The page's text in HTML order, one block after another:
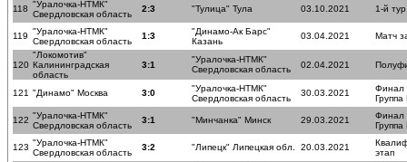
118 "Уралочка-НТМК"
Свердловская область
2:3 "Тулица" Тула 03.10.2021 1-й тур
119 "Уралочка-НТМК"
Свердловская область
1:3
"Динамо-Ак Барс"
Казань
03.04.2021 Матч
120
"Локомотив"
Калининградская
область
3:1
"Уралочка-НТМК"
Свердловская область
02.04.2021
121 "Динамо" Москва 3:0
"Уралочка-НТМК"
Свердловская область
30.03.2021
Финал
Группа
122 "Уралочка-НТМК"
Свердловская область
3:1 "Минчанка" Минск 29.03.2021
Финал
Группа
123 "Уралочка-НТМК"
Свердловская область
3:2 "Липецк" Липецкая обл. 20.03.2021
этап